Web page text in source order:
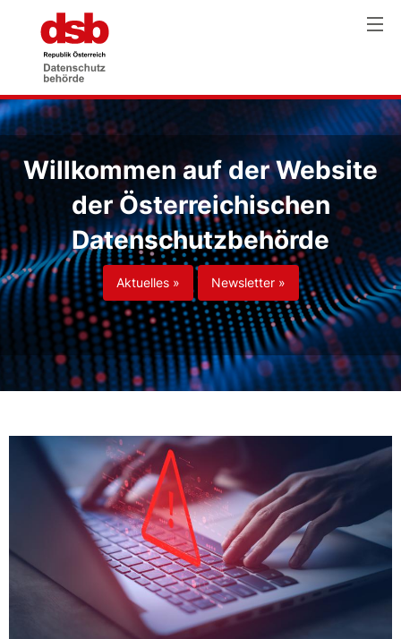
Willkommen auf der Website
der Österreichischen
Datenschutzbehörde
Aktuelles » Newsletter »